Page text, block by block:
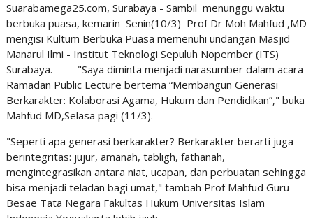
Suarabamega25.com, Surabaya - Sambil menunggu waktu
berbuka puasa, kemarin Senin(10/3) Prof Dr Moh Mahfud ,MD
mengisi Kultum Berbuka Puasa memenuhi undangan Masjid
Manarul Ilmi - Institut Teknologi Sepuluh Nopember (ITS)
Surabaya. "Saya diminta menjadi narasumber dalam acara
Ramadan Public Lecture bertema “Membangun Generasi
Berkarakter: Kolaborasi Agama, Hukum dan Pendidikan”," buka
Mahfud MD,Selasa pagi (11/3).
"Seperti apa generasi berkarakter? Berkarakter berarti juga
berintegritas: jujur, amanah, tabligh, fathanah,
mengintegrasikan antara niat, ucapan, dan perbuatan sehingga
bisa menjadi teladan bagi umat," tambah Prof Mahfud Guru
Besae Tata Negara Fakultas Hukum Universitas Islam